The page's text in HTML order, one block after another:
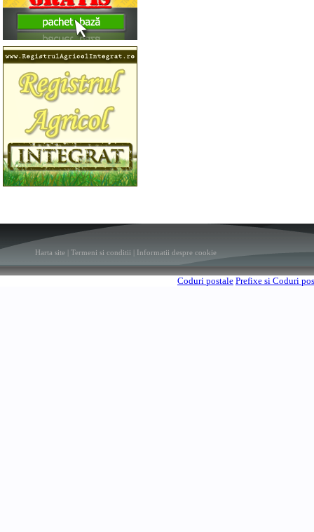
Harta site | Termeni si conditii | Informatii despre cookie
Coduri postale Prefixe si Coduri